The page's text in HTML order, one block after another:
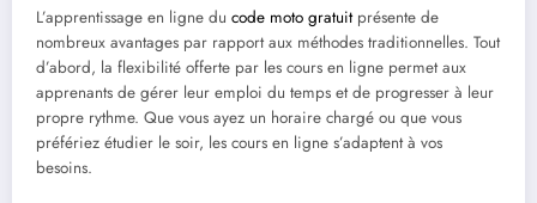
L’apprentissage en ligne du code moto gratuitprésente de
nombreux avantages par rapport aux méthodes traditionnelles. Tout
d’abord, la flexibilité offerte par les cours en ligne permet aux
apprenants de gérer leur emploi du temps et de progresser à leur
propre rythme. Que vous ayez un horaire chargé ou que vous
préfériez étudier le soir, les cours en ligne s’adaptent à vos
besoins.